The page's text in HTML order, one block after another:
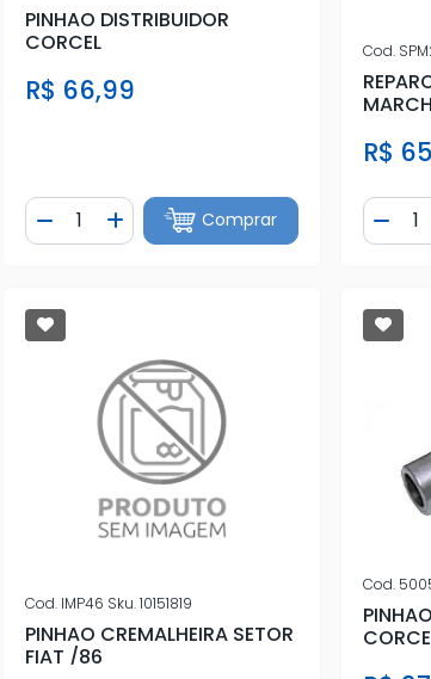
PINHAO DISTRIBUIDOR
CORCEL
R$ 66,99
Diminuir Quantidade
Quantidade
Adicionar Quantidade
Comprar
Cod.
R$
Cod. IMP46 Sku.10151819
PINHAO CREMALHEIRA SETOR
FIAT /86
Cod.